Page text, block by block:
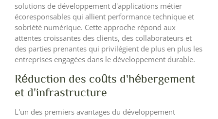
solutions de développement d'applications métier
écoresponsables qui allient performance technique et
sobriété numérique. Cette approche répond aux
attentes croissantes des clients, des collaborateurs et
des parties prenantes qui privilégient de plus en plus les
entreprises engagées dans le développement durable.
Réduction des coûts d'hébergement
et d'infrastructure
L'un des premiers avantages du développement